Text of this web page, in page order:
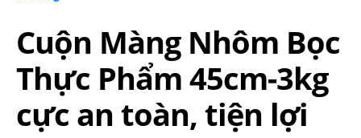
Cuộn Màng Nhôm Bọc
Thực Phẩm 45cm-3kg
cực an toàn, tiện lợi